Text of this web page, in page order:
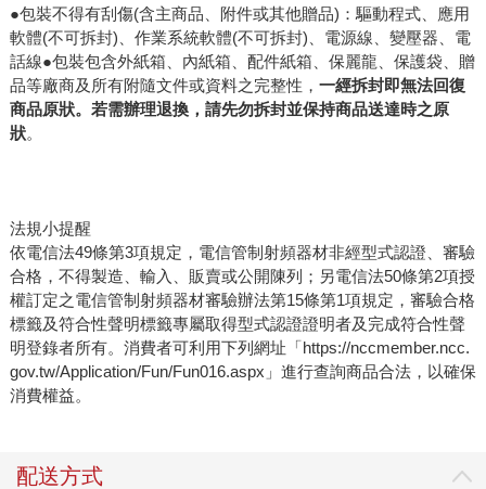
●包裝不得有刮傷(含主商品、附件或其他贈品)：驅動程式、應用
軟體(不可拆封)、作業系統軟體(不可拆封)、電源線、變壓器、電
話線●包裝包含外紙箱、內紙箱、配件紙箱、保麗龍、保護袋、贈
品等廠商及所有附隨文件或資料之完整性， 一經拆封即無法回復
商品原狀。若需辦理退換，請先勿拆封並保持商品送達時之原
狀。
法規小提醒
依電信法49條第3項規定，電信管制射頻器材非經型式認證、審驗
合格，不得製造、輸入、販賣或公開陳列；另電信法50條第2項授
權訂定之電信管制射頻器材審驗辦法第15條第1項規定，審驗合格
標籤及符合性聲明標籤專屬取得型式認證證明者及完成符合性聲
明登錄者所有。消費者可利用下列網址「https://nccmember.ncc.
gov.tw/Application/Fun/Fun016.aspx」進行查詢商品合法，以確保
消費權益。
配送方式